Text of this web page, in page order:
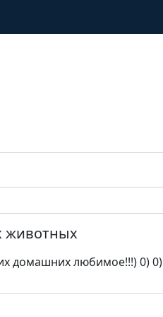
животных
домашних любимое!!!) 0) 0)